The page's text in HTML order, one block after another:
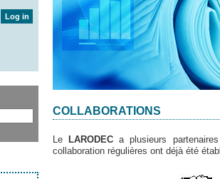
COLLABORATIONS
Le LARODEC a plusieurs
collaboration régulières ont déjà été